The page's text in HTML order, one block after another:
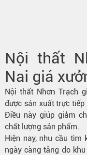
Nội thất
Nai giá
Nội thất Nhơn Trạch
được sản xuất trực
Điều này giúp giảm
chất lượng sản phẩm.
Hiện nay, nhu cầu tìm
ngày càng tăng do